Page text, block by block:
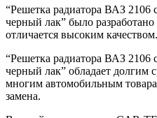
“Решетка радиатора ВАЗ 2106
черный лак” было
отличается высоким качеством.
“Решетка радиатора ВАЗ 2106
черный лак” обладает долгим
многим автомобильным
замена.